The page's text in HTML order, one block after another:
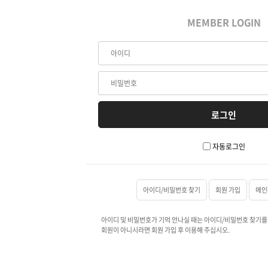
MEMBER LOGIN
자동로그인
아이디/비밀번호 찾기 회원 가입 메
아이디 및 비밀번호가 기억 안나실 때는 아이디/비밀번호 찾기
회원이 아니시라면 회원 가입 후 이용해 주십시오.